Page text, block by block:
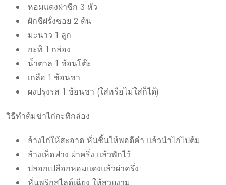
หอมแดงผ่าซีก 3 หัว
ผักชีฝรั่งซอย 2 ต้น
มะนาว 1 ลูก
กะทิ 1 กล่อง
น้ำตาล 1 ช้อนโต๊ะ
เกลือ 1 ช้อนชา
ผงปรุงรส 1 ช้อนชา (ใส่หรือไม่ใส่ก็ได้)
วิธีทำต้มข่าไก่กะทิกล่อง
ล้างไก่ให้สะอาด หั่นชิ้นให้พอดีคำ แล้วนำไก่ไปต้ม
ล้างเห็ดฟาง ผ่าครึ่ง แล้วพักไว้
ปลอกเปลือกหอมแดงแล้วผ่าครึ่ง
หั่นพริกสไลด์เฉียง ให้สวยงาม